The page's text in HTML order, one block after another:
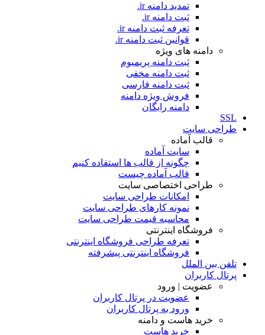
تمدید دامنه ir.
ثبت دامنه ir.
تعرفه ثبت دامنه ir.
قوانین ثبت دامنه ir.
دامنه های ویژه
ثبت دامنه پریمیوم
ثبت دامنه مخفی
ثبت دامنه فارسی
فروش ویژه دامنه
دامنه رایگان
SSL
طراحی سايت
قالب آماده
سایت آماده
چگونه از قالب ها استفاده کنیم
قالب آماده چیست
طراحی اختصاصی سایت
امکانات طراحی سایت
نمونه کارهای طراحی سایت
محاسبه قیمت طراحی سایت
فروشگاه اینترنتی
تعرفه طراحی فروشگاه اینترنتی
فروشگاه اینترنتی پیشرفته
تلفن بین الملل
پرتال کاربران
عضویت | ورود
عضویت در پرتال کاربران
ورود به پرتال کاربران
خرید هاست و دامنه
خرید هاست